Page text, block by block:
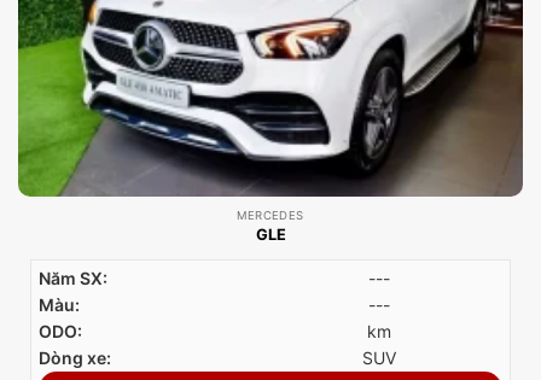
MERCEDES
GLE
Năm SX:
---
Màu:
---
ODO:
km
Dòng xe:
SUV